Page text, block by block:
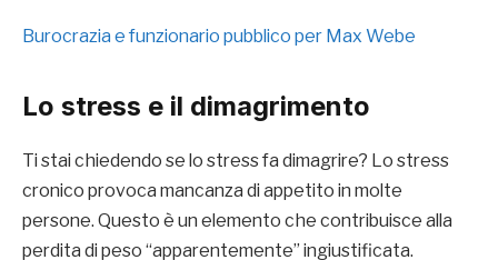
Burocrazia e funzionario pubblico per Max Webe
Lo stress e il dimagrimento
Ti stai chiedendo se lo stress fa dimagrire? Lo stress
cronico provoca mancanza di appetito in molte
persone. Questo è un elemento che contribuisce alla
perdita di peso “apparentemente” ingiustificata.